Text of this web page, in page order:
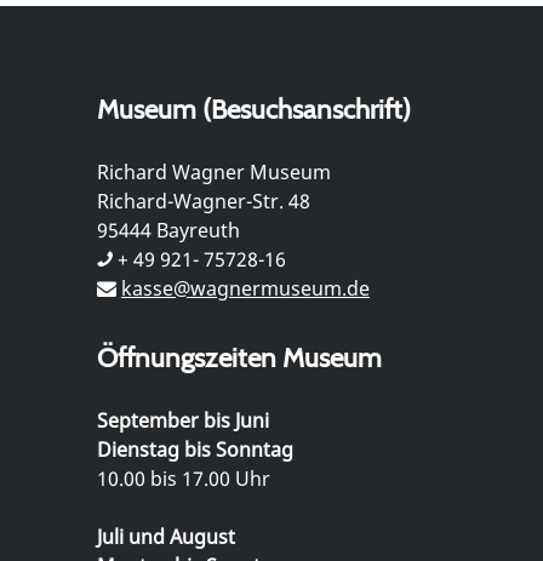
Museum (Besuchsanschrift)
Richard Wagner Museum
Richard-Wagner-Str. 48
95444 Bayreuth
+ 49 921- 75728-16
kasse@wagnermuseum.de
Öffnungszeiten Museum
September bis Juni
Dienstag bis Sonntag
10.00 bis 17.00 Uhr
Juli und August